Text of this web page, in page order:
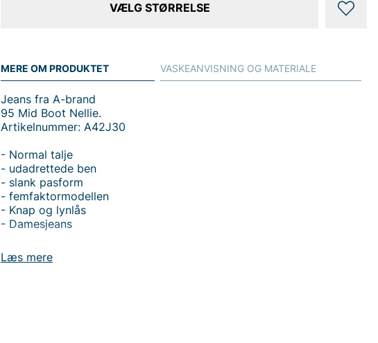
VÆLG STØRRELSE
MERE OM PRODUKTET
Læs mere
Jeans fra A-brand
95 Mid Boot Nellie.
Artikelnummer: A42J30
- Normal talje
- udadrettede ben
- slank pasform
- femfaktormodellen
- Knap og lynlås
- Damesjeans
VASKEANVISNING OG MATERIALE